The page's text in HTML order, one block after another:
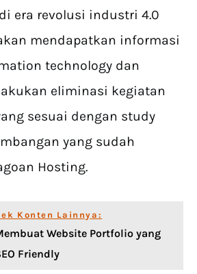
era revolusi industri 4.0
mendapatkan informasi
technology dan
eliminasi kegiatan
sesuai dengan study
yang sudah
Hosting.
Konten Lainnya:
Website Portfolio yang
Friendly